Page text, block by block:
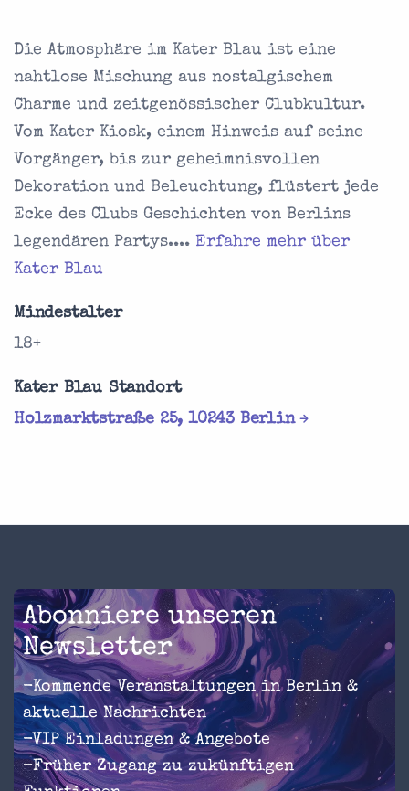
Die Atmosphäre im Kater Blau ist eine
nahtlose Mischung aus nostalgischem
Charme und zeitgenössischer Clubkultur.
Vom Kater Kiosk, einem Hinweis auf seine
Vorgänger, bis zur geheimnisvollen
Dekoration und Beleuchtung, flüstert jede
Ecke des Clubs Geschichten von Berlins
legendären Partys.... Erfahre mehr über
Kater Blau
Mindestalter
18+
Kater Blau Standort
Holzmarktstraße 25, 10243 Berlin
Abonniere unseren
Newsletter
-Kommende Veranstaltungen in Berlin &
aktuelle Nachrichten
-VIP Einladungen & Angebote
-Früher Zugang zu zukünftigen